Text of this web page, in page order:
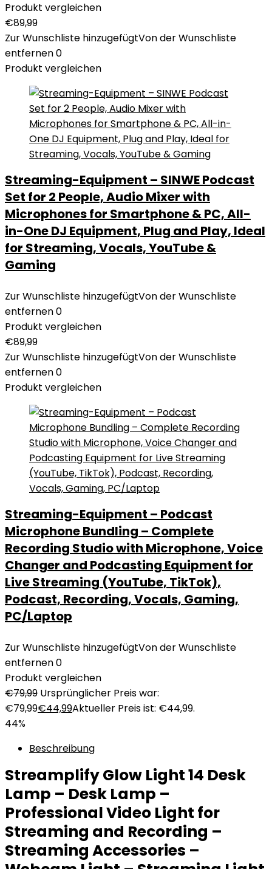
Produkt vergleichen
€89,99
Zur Wunschliste hinzugefügtVon der Wunschliste
entfernen0
Produkt vergleichen
Streaming-Equipment – SINWE Podcast
Set for 2 People, Audio Mixer with
Microphones for Smartphone & PC, All-
in-One DJ Equipment, Plug and Play, Ideal
for Streaming, Vocals, YouTube &
Gaming
Zur Wunschliste hinzugefügtVon der Wunschliste
entfernen0
Produkt vergleichen
€89,99
Zur Wunschliste hinzugefügtVon der Wunschliste
entfernen0
Produkt vergleichen
Streaming-Equipment – Podcast
Microphone Bundling – Complete
Recording Studio with Microphone, Voice
Changer and Podcasting Equipment for
Live Streaming (YouTube, TikTok),
Podcast, Recording, Vocals, Gaming,
PC/Laptop
Zur Wunschliste hinzugefügtVon der Wunschliste
entfernen0
Produkt vergleichen
€79,99 Ursprünglicher Preis war:
€79,99€44,99Aktueller Preis ist: €44,99.
44%
Beschreibung
Streamplify Glow Light 14 Desk
Lamp – Desk Lamp –
Professional Video Light for
Streaming and Recording –
Streaming Accessories –